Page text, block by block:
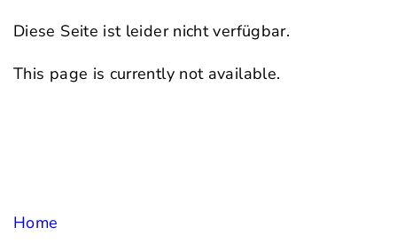
Diese Seite ist leider nicht verfügbar.
This page is currently not available.
Home